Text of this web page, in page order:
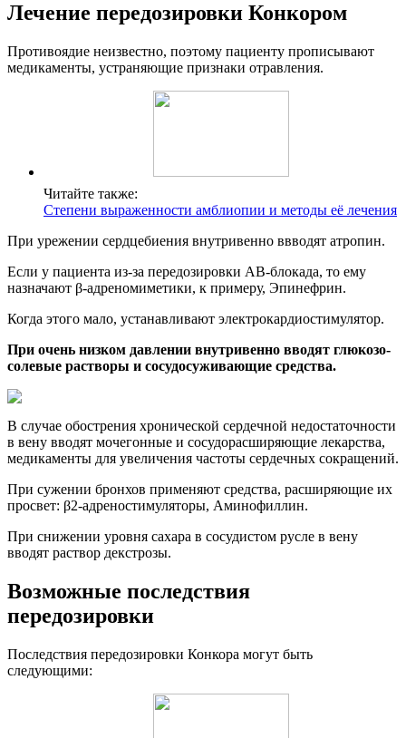
Лечение передозировки Конкором
Противоядие неизвестно, поэтому пациенту прописывают
медикаменты, устраняющие признаки отравления.
Читайте также:
Степени выраженности амблиопии и методы её лечения
При урежении сердцебиения внутривенно ввводят атропин.
Если у пациента из-за передозировки АВ-блокада, то ему
назначают β-адреномиметики, к примеру, Эпинефрин.
Когда этого мало, устанавливают электрокардиостимулятор.
При очень низком давлении внутривенно вводят глюкозо-
солевые растворы и сосудосуживающие средства.
В случае обострения хронической сердечной недостаточности
в вену вводят мочегонные и сосудорасширяющие лекарства,
медикаменты для увеличения частоты сердечных сокращений.
При сужении бронхов применяют средства, расширяющие их
просвет: β2-адреностимуляторы, Аминофиллин.
При снижении уровня сахара в сосудистом русле в вену
вводят раствор декстрозы.
Возможные последствия
передозировки
Последствия передозировки Конкора могут быть
следующими: